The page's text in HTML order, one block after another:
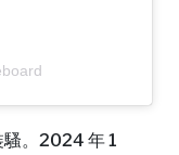
。2024 年 1